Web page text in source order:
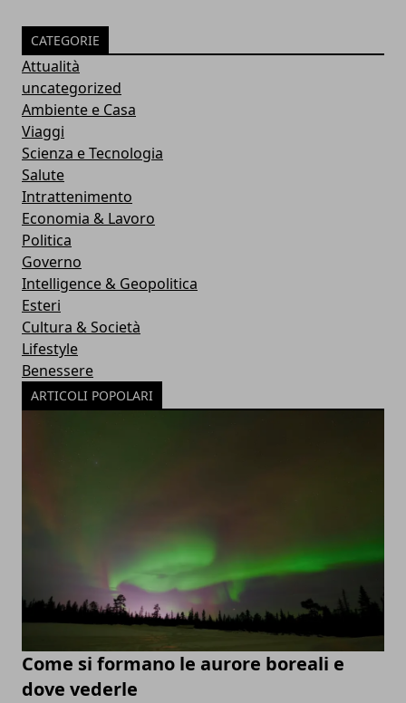
CATEGORIE
Attualità
uncategorized
Ambiente e Casa
Viaggi
Scienza e Tecnologia
Salute
Intrattenimento
Economia & Lavoro
Politica
Governo
Intelligence & Geopolitica
Esteri
Cultura & Società
Lifestyle
Benessere
ARTICOLI POPOLARI
Come si formano le aurore boreali e
dove vederle